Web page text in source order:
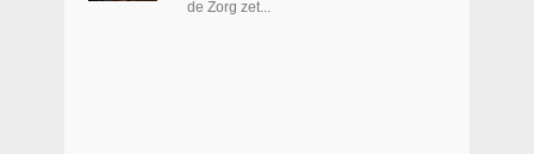
de Zorg zet...